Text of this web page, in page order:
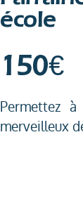
école
150€
Permettez
merveilleux